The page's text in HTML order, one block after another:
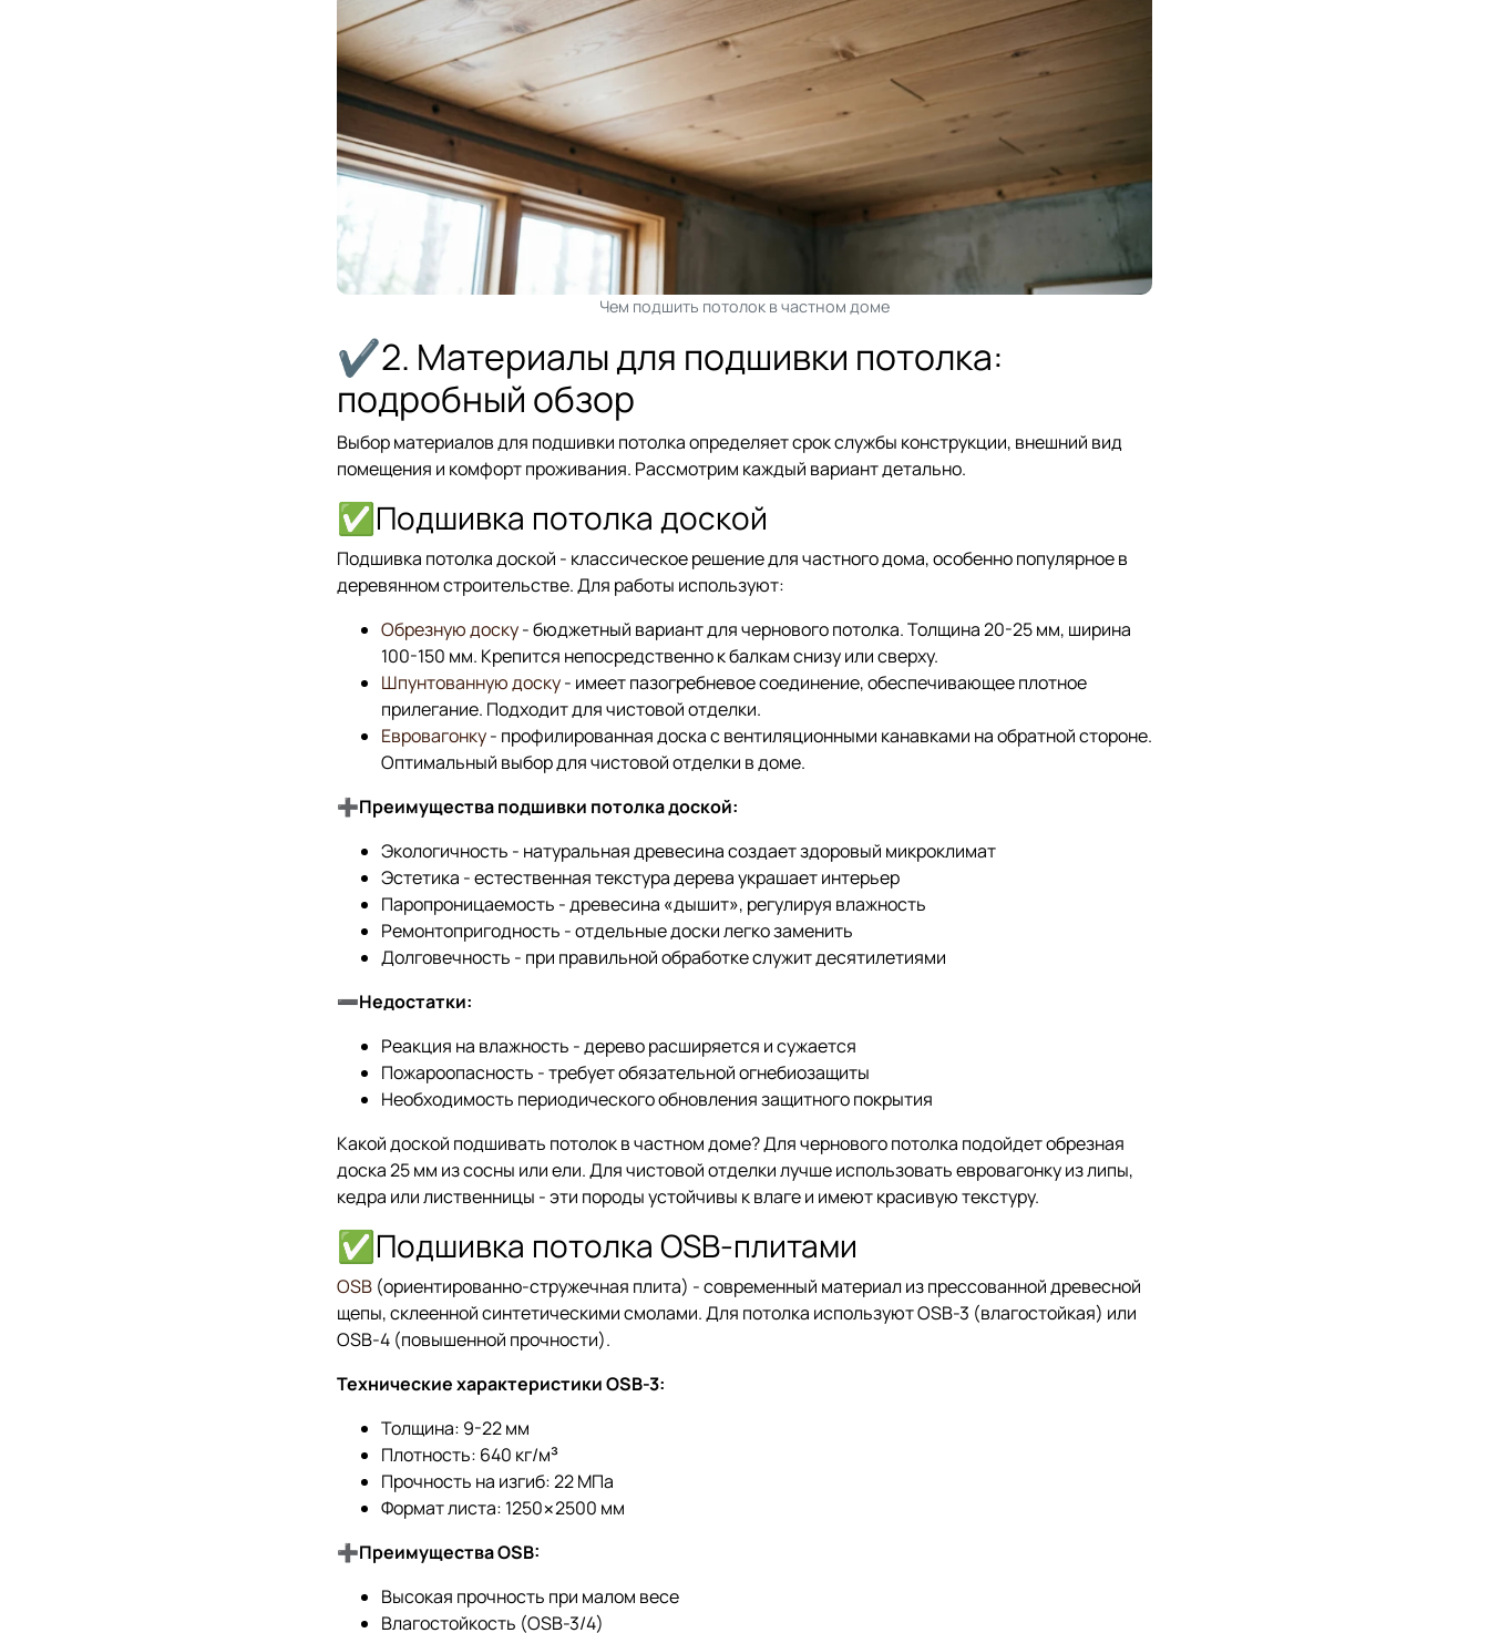
Чем подшить потолок в частном доме
✔2. Материалы для подшивки потолка:
подробный обзор
Выбор материалов для подшивки потолка определяет срок службы конструкции, внешний вид
помещения и комфорт проживания. Рассмотрим каждый вариант детально.
✅Подшивка потолка доской
Подшивка потолка доской - классическое решение для частного дома, особенно популярное в
деревянном строительстве. Для работы используют:
Обрезную доску- бюджетный вариант для чернового потолка. Толщина 20-25 мм, ширина
100-150 мм. Крепится непосредственно к балкам снизу или сверху.
Шпунтованную доску- имеет пазогребневое соединение, обеспечивающее плотное
прилегание. Подходит для чистовой отделки.
Евровагонку- профилированная доска с вентиляционными канавками на обратной стороне.
Оптимальный выбор для чистовой отделки в доме.
➕Преимущества подшивки потолка доской:
Экологичность - натуральная древесина создает здоровый микроклимат
Эстетика - естественная текстура дерева украшает интерьер
Паропроницаемость - древесина «дышит», регулируя влажность
Ремонтопригодность - отдельные доски легко заменить
Долговечность - при правильной обработке служит десятилетиями
➖Недостатки:
Реакция на влажность - дерево расширяется и сужается
Пожароопасность - требует обязательной огнебиозащиты
Необходимость периодического обновления защитного покрытия
Какой доской подшивать потолок в частном доме? Для чернового потолка подойдет обрезная
доска 25 мм из сосны или ели. Для чистовой отделки лучше использовать евровагонку из липы,
кедра или лиственницы - эти породы устойчивы к влаге и имеют красивую текстуру.
✅Подшивка потолка OSB-плитами
OSB (ориентированно-стружечная плита) - современный материал из прессованной древесной
щепы, склеенной синтетическими смолами. Для потолка используют OSB-3 (влагостойкая) или
OSB-4 (повышенной прочности).
Технические характеристики OSB-3:
Толщина: 9-22 мм
Плотность: 640 кг/м³
Прочность на изгиб: 22 МПа
Формат листа: 1250×2500 мм
➕Преимущества OSB:
Высокая прочность при малом весе
Влагостойкость (OSB-3/4)